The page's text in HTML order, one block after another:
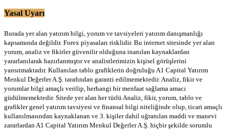
Yasal Uyarı
Burada yer alan yatırım bilgi, yorum ve tavsiyeleri yatırım danışmanlığı
kapsamında değildir. Forex piyasaları risklidir. Bu internet sitesinde yer alan
yorum, analiz ve fikirler güvenilir olduğuna inanılan kaynaklardan
yararlanılarak hazırlanmıştır ve analistlerimizin kişisel görüşlerini
yansıtmaktadır. Kullanılan tablo grafiklerin doğruluğu A1 Capital Yatırım
Menkul Değerler A.Ş. tarafından garanti edilmemektedir. Analiz, fikir ve
yorumlar bilgi amaçlı verilip, herhangi bir menfaat sağlama amacı
güdülmemektedir. Sitede yer alan her türlü Analiz, fikir, yorum, tablo ve
grafikler genel yatırım tavsiyesi ve finansal bilgi niteliğinde olup, ticari amaçlı
kullanılmasından kaynaklanan ve 3. kişiler dahil uğranılan maddi ve manevi
zararlardan A1 Capital Yatırım Menkul Değerler A.Ş. hiçbir şekilde sorumlu